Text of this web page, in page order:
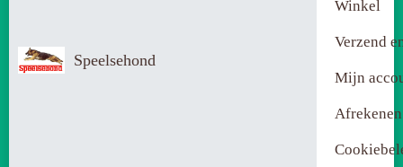
Speelsehond
Winkel
Verzend
Mijn
Afrekenen